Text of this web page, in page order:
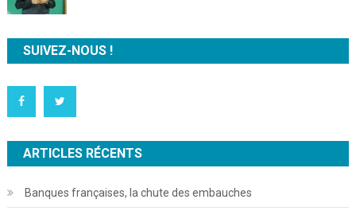
SUIVEZ-NOUS !
ARTICLES RÉCENTS
Banques françaises, la chute des embauches